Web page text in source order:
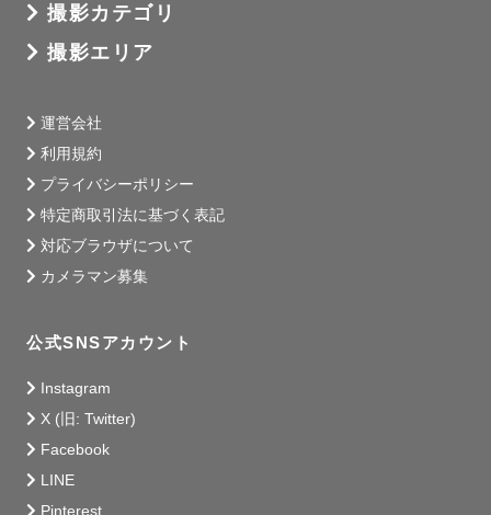
■写真と私■
撮られ慣れてない、写真が苦手、、そんな方こそお任せく
ださい！
長年カメラマンをしているけど自分が撮られるのは本当に
特別美人なわけじゃないし体型もいい方じゃない。コンプ
そんなわたしは、風俗業界の広告カメラマンを5年してきま
した。
そこから培ったマイナスをプラスにするポージングの
撮影カテゴリ
撮影エリア
運営会社
利用規約
プライバシーポリシー
特定商取引法に基づく表記
対応ブラウザについて
カメラマン募集
公式SNSアカウント
Instagram
X (旧: Twitter)
Facebook
LINE
Pinterest